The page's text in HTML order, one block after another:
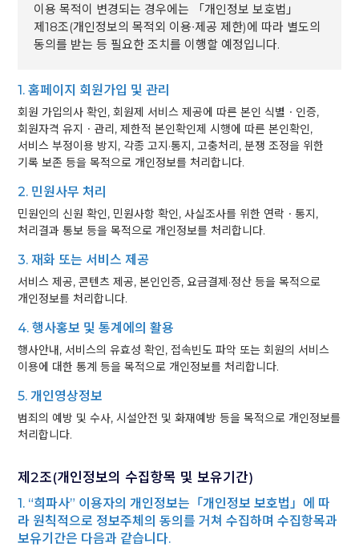
이용 목적이 변경되는 경우에는 「개인정보 보호법」
제18조(개인정보의 목적외 이용∙제공 제한)에 따라 별도의
동의를 받는 등 필요한 조치를 이행할 예정입니다.
1. 홈페이지 회원가입 및 관리
회원 가입의사 확인, 회원제 서비스 제공에 따른 본인 식별ㆍ인증,
회원자격 유지ㆍ관리, 제한적 본인확인제 시행에 따른 본인확인,
서비스 부정이용 방지, 각종 고지·통지, 고충처리, 분쟁 조정을 위한
기록 보존 등을 목적으로 개인정보를 처리합니다.
2. 민원사무 처리
민원인의 신원 확인, 민원사항 확인, 사실조사를 위한 연락ㆍ통지,
처리결과 통보 등을 목적으로 개인정보를 처리합니다.
3. 재화 또는 서비스 제공
서비스 제공, 콘텐츠 제공, 본인인증, 요금결제·정산 등을 목적으로
개인정보를 처리합니다.
4. 행사홍보 및 통계에의 활용
행사안내, 서비스의 유효성 확인, 접속빈도 파악 또는 회원의 서비스
이용에 대한 통계 등을 목적으로 개인정보를 처리합니다.
5. 개인영상정보
범죄의 예방 및 수사, 시설안전 및 화재예방 등을 목적으로 개인정보를
처리합니다.
제2조(개인정보의 수집항목 및 보유기간)
1. “희파사” 이용자의 개인정보는「개인정보 보호법」에 따
라 원칙적으로 정보주체의 동의를 거쳐 수집하며 수집항목과
보유기간은 다음과 같습니다.